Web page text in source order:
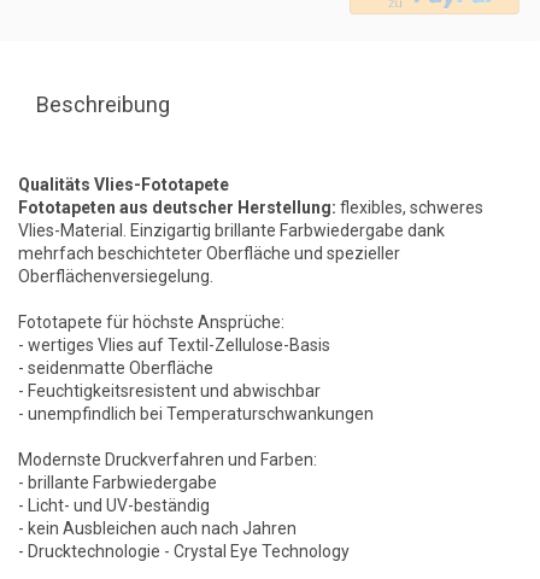
Beschreibung
Qualitäts Vlies-Fototapete
Fototapeten aus deutscher Herstellung: flexibles, schweres
Vlies-Material. Einzigartig brillante Farbwiedergabe dank
mehrfach beschichteter Oberfläche und spezieller
Oberflächenversiegelung.
Fototapete für höchste Ansprüche:
- wertiges Vlies auf Textil-Zellulose-Basis
- seidenmatte Oberfläche
- Feuchtigkeitsresistent und abwischbar
- unempfindlich bei Temperaturschwankungen
Modernste Druckverfahren und Farben:
- brillante Farbwiedergabe
- Licht- und UV-beständig
- kein Ausbleichen auch nach Jahren
- Drucktechnologie - Crystal Eye Technology